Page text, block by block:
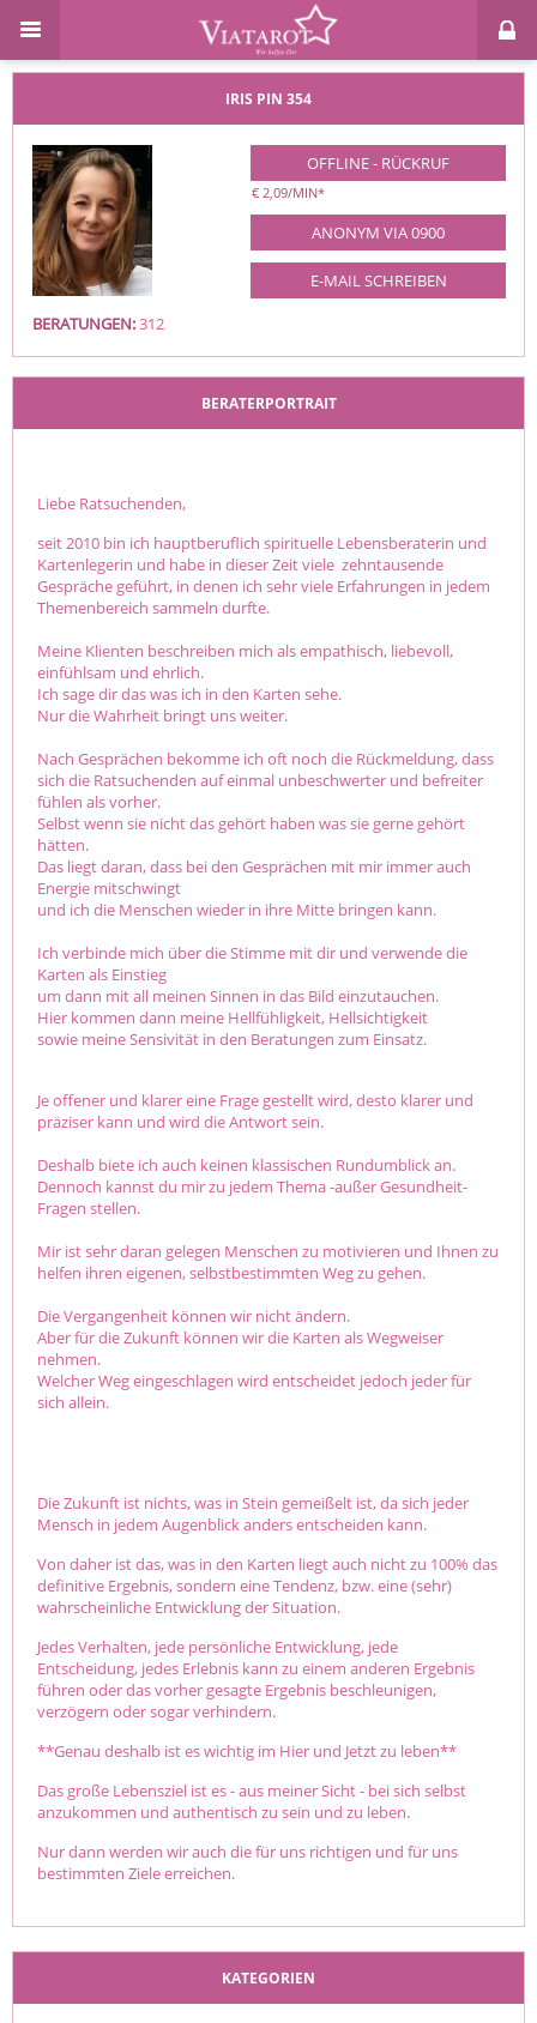
BERATUNGEN:312
IRIS PIN 354
OFFLINE - RÜCKRUF
€ 2,09/MIN*
ANONYM VIA 0900
E-MAIL SCHREIBEN
BERATERPORTRAIT
Liebe Ratsuchenden,
seit 2010 bin ich hauptberuflich spirituelle Lebensberaterin und
Kartenlegerin und habe in dieser Zeit viele zehntausende
Gespräche geführt, in denen ich sehr viele Erfahrungen in jedem
Themenbereich sammeln durfte.
Meine Klienten beschreiben mich als empathisch, liebevoll,
einfühlsam und ehrlich.
Ich sage dir das was ich in den Karten sehe.
Nur die Wahrheit bringt uns weiter.
Nach Gesprächen bekomme ich oft noch die Rückmeldung, dass
sich die Ratsuchenden auf einmal unbeschwerter und befreiter
fühlen als vorher.
Selbst wenn sie nicht das gehört haben was sie gerne gehört
hätten.
Das liegt daran, dass bei den Gesprächen mit mir immer auch
Energie mitschwingt
und ich die Menschen wieder in ihre Mitte bringen kann.
Ich verbinde mich über die Stimme mit dir und verwende die
Karten als Einstieg
um dann mit all meinen Sinnen in das Bild einzutauchen.
Hier kommen dann meine Hellfühligkeit, Hellsichtigkeit
sowie meine Sensivität in den Beratungen zum Einsatz.
Je offener und klarer eine Frage gestellt wird, desto klarer und
präziser kann und wird die Antwort sein.
Deshalb biete ich auch keinen klassischen Rundumblick an.
Dennoch kannst du mir zu jedem Thema -außer Gesundheit-
Fragen stellen.
Mir ist sehr daran gelegen Menschen zu motivieren und Ihnen zu
helfen ihren eigenen, selbstbestimmten Weg zu gehen.
Die Vergangenheit können wir nicht ändern.
Aber für die Zukunft können wir die Karten als Wegweiser
nehmen.
Welcher Weg eingeschlagen wird entscheidet jedoch jeder für
sich allein.
Die Zukunft ist nichts, was in Stein gemeißelt ist, da sich jeder
Mensch in jedem Augenblick anders entscheiden kann.
Von daher ist das, was in den Karten liegt auch nicht zu 100% das
definitive Ergebnis, sondern eine Tendenz, bzw. eine (sehr)
wahrscheinliche Entwicklung der Situation.
Jedes Verhalten, jede persönliche Entwicklung, jede
Entscheidung, jedes Erlebnis kann zu einem anderen Ergebnis
führen oder das vorher gesagte Ergebnis beschleunigen,
verzögern oder sogar verhindern.
**Genau deshalb ist es wichtig im Hier und Jetzt zu leben**
Das große Lebensziel ist es - aus meiner Sicht - bei sich selbst
anzukommen und authentisch zu sein und zu leben.
Nur dann werden wir auch die für uns richtigen und für uns
bestimmten Ziele erreichen.
KATEGORIEN